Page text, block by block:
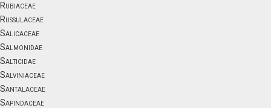
Rubiaceae
Russulaceae
Salicaceae
Salmonidae
Salticidae
Salviniaceae
Santalaceae
Sapindaceae